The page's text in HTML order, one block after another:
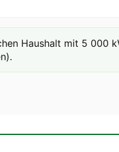
Haushalt mit 5 000